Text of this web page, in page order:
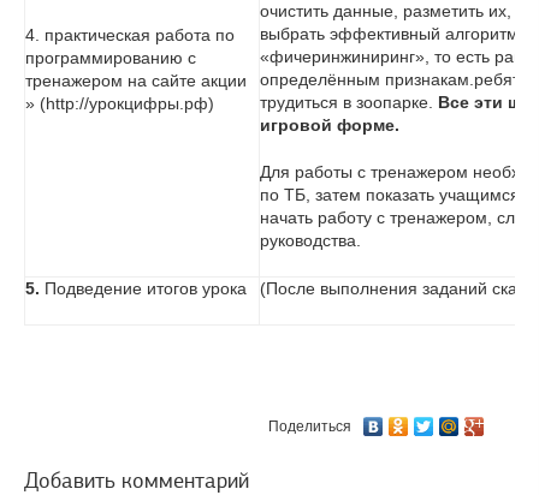
4. практическая работа по
программированию с
тренажером на сайте акции
» (http://урокцифры.рф)
очистить данные, разметить их,
выбрать эффективный алгоритм
«фичеринжиниринг», то есть
определённым признакам.ребята
трудиться в зоопарке. Все эти
игровой форме.
Для работы с тренажером
по ТБ, затем показать учащимся
начать работу с тренажером,
руководства.
5. Подведение итогов урока (После выполнения заданий
Поделиться
Добавить комментарий